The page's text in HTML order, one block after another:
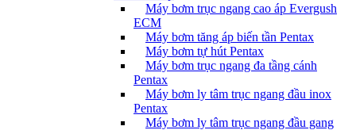
Máy bơm trục ngang cao áp Evergush
ECM
Máy bơm tăng áp biến tần Pentax
Máy bơm tự hút Pentax
Máy bơm trục ngang đa tầng cánh
Pentax
Máy bơm ly tâm trục ngang đầu inox
Pentax
Máy bơm ly tâm trục ngang đầu gang